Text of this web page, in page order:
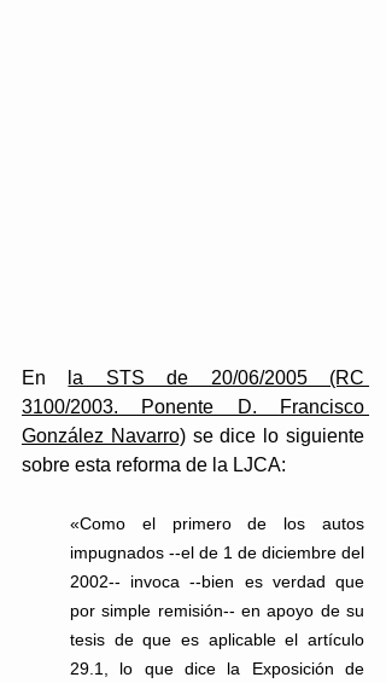
En
la STS de 20/06/2005 (RC
3100/2003. Ponente D. Francisco
González Navarro) se dice lo siguiente
sobre esta reforma de la LJCA:
«Como el primero de los autos
impugnados --el de 1 de diciembre del
2002-- invoca --bien es verdad que
por simple remisión-- en apoyo de su
tesis de que es aplicable el artículo
29.1, lo que dice la Exposición de